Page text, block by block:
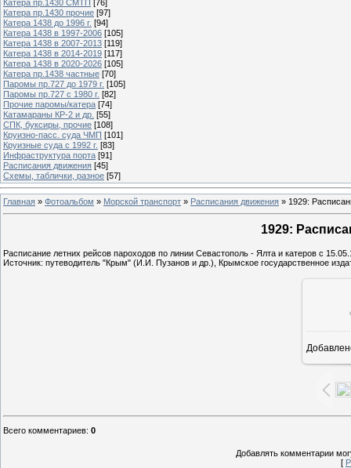
Катера пр.1430 СМТП [76]
Катера пр.1430 прочие [97]
Катера 1438 до 1996 г. [94]
Катера 1438 в 1997-2006 [105]
Катера 1438 в 2007-2013 [119]
Катера 1438 в 2014-2019 [117]
Катера 1438 в 2020-2026 [105]
Катера пр.1438 частные [70]
Паромы пр.727 до 1979 г. [105]
Паромы пр.727 с 1980 г. [82]
Прочие паромы/катера [74]
Катамараны КР-2 и др. [55]
СПК, буксиры, прочие [108]
Круизно-пасс. суда ЧМП [101]
Круизные суда с 1992 г. [83]
Инфраструктура порта [91]
Расписания движения [45]
Схемы, таблички, разное [57]
Главная » Фотоальбом » Морской транспорт » Расписания движения » 1929:
1929:
Расписание летних рейсов пароходов по линии Севастополь - Ялта и катеров с
Источник: путеводитель "Крым" (И.И. Пузанов и др.), Крымское государственное
Всего комментариев: 0
Добавлять комментарии
[